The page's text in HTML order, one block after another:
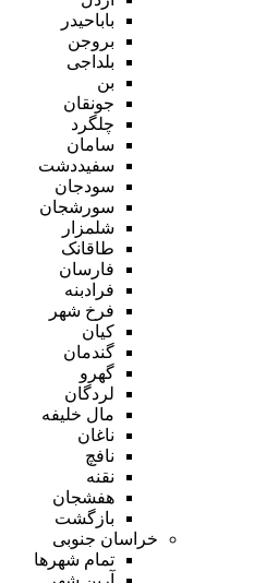
باباحیدر
بروجن
بلداجی
بن
جونقان
چلگرد
سامان
سفیددشت
سودجان
سورشجان
شلمزار
طاقانک
فارسان
فرادبنه
فرخ شهر
کیان
گندمان
گهرو
لردگان
مال خلیفه
ناغان
نافچ
نقنه
هفشجان
بازگشت
خراسان جنوبی
تمام شهر‌ها